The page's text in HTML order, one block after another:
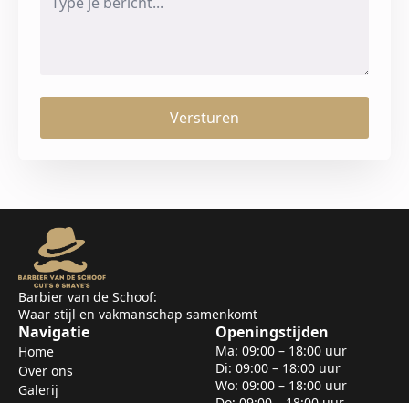
Versturen
Barbier van de Schoof:
Waar stijl en vakmanschap samenkomt
Navigatie
Home
Over ons
Galerij
Openingstijden
Ma: 09:00 – 18:00 uur
Di: 09:00 – 18:00 uur
Wo: 09:00 – 18:00 uur